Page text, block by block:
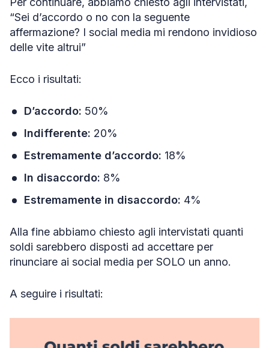
“Sei d’accordo o no con la seguente
affermazione? I social media mi rendono invidioso
delle vite altrui”
Ecco i risultati:
D’accordo: 50%
Indifferente: 20%
Estremamente d’accordo: 18%
In disaccordo: 8%
Estremamente in disaccordo: 4%
Alla fine abbiamo chiesto agli intervistati quanti
soldi sarebbero disposti ad accettare per
rinunciare ai social media per SOLO un anno.
A seguire i risultati: